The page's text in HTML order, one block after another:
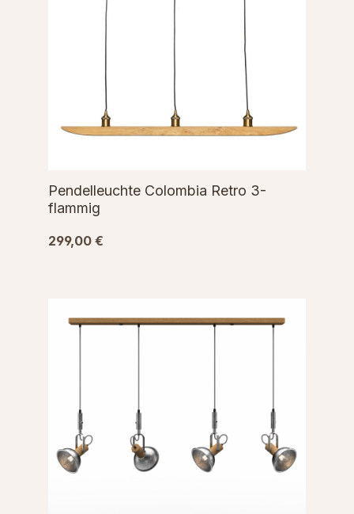
Pendelleuchte Colombia Retro 3-
flammig
299,00 €